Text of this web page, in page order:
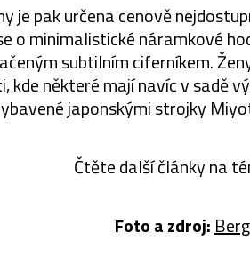
je pak určena cenově
o minimalistické náramkové
subtilním ciferníkem.
kde některé mají navíc v sadě
japonskými strojky
Čtěte další články na
Foto a zdroj: